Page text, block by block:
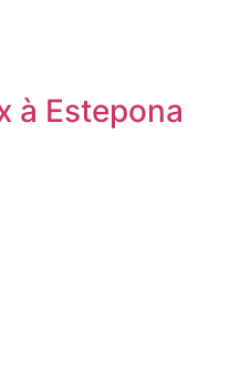
à Estepona